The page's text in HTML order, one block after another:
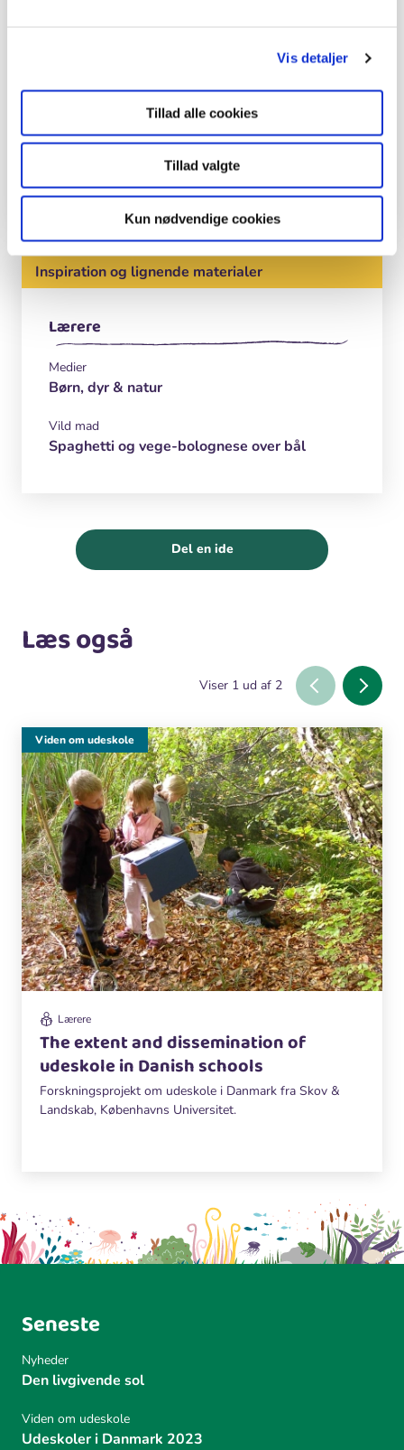
Vis detaljer
Tillad alle cookies
Tillad valgte
Kun nødvendige cookies
Malene Bendix
Motiv
Udeskolepige fra Syvstjerneskolen viser
flettet vikingearmbånd.
Inspiration og lignende materialer
Lærere
Medier
Børn, dyr & natur
Vild mad
Spaghetti og vege-bolognese over bål
Del en ide
Læs også
Viser 1 ud af 2
Lærere
The extent and dissemination of
udeskole in Danish schools
Forskningsprojekt om udeskole i Danmark fra Skov &
Landskab, Københavns Universitet.
Viden om udeskole
Seneste
Nyheder
Den livgivende sol
Viden om udeskole
Udeskoler i Danmark 2023